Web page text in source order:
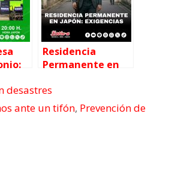
Residencia
Permanente en
desastres
ante un tifón, Prevención de